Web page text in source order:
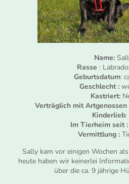
Name:
Rasse :
Geburtsdatum:
Geschlecht :
Kastriert:
Verträglich mit Artgenossen
Kinderlieb:
Im Tierheim seit :
Vermittlung :
Sally kam vor einigen Wochen
heute haben wir keinerlei
über die ca. 9 jährige